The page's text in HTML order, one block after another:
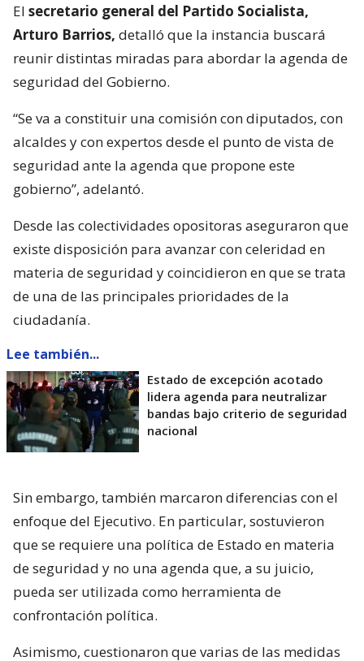
El secretario general del Partido Socialista,
Arturo Barrios, detalló que la instancia buscará
reunir distintas miradas para abordar la agenda de
seguridad del Gobierno.
“Se va a constituir una comisión con diputados, con
alcaldes y con expertos desde el punto de vista de
seguridad ante la agenda que propone este
gobierno”, adelantó.
Desde las colectividades opositoras aseguraron que
existe disposición para avanzar con celeridad en
materia de seguridad y coincidieron en que se trata
de una de las principales prioridades de la
ciudadanía.
Lee también...
Estado de excepción acotado
lidera agenda para neutralizar
bandas bajo criterio de seguridad
nacional
Sin embargo, también marcaron diferencias con el
enfoque del Ejecutivo. En particular, sostuvieron
que se requiere una política de Estado en materia
de seguridad y no una agenda que, a su juicio,
pueda ser utilizada como herramienta de
confrontación política.
Asimismo, cuestionaron que varias de las medidas